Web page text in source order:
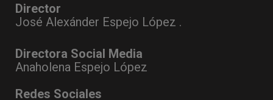
Director
José Alexánder Espejo López .
Directora Social Media
Anaholena Espejo López
Redes Sociales